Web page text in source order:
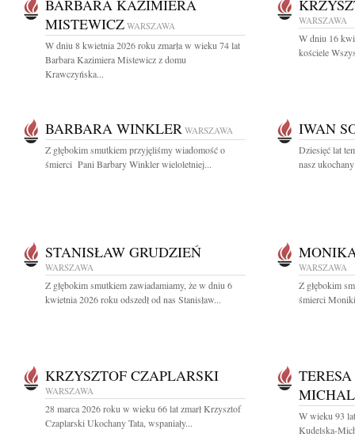
BARBARA KAZIMIERA
MISTEWICZ WARSZAWA
W dniu 8 kwietnia 2026 roku zmarła w wieku 74 lat
Barbara Kazimiera Mistewicz z domu
Krawczyńska...
WARSZAWA
W dniu 16
kościele
BARBARA WINKLER WARSZAWA
Z głębokim smutkiem przyjęliśmy wiadomość o
śmierci Pani Barbary Winkler wieloletniej...
IWAN
Dziesięć lat
nasz
STANISŁAW GRUDZIEŃ
WARSZAWA
Z głębokim smutkiem zawiadamiamy, że w dniu 6
kwietnia 2026 roku odszedł od nas Stanisław...
WARSZAWA
Z głębokim
śmierci
KRZYSZTOF CZAPLARSKI
WARSZAWA
28 marca 2026 roku w wieku 66 lat zmarł Krzysztof
Czaplarski Ukochany Tata, wspaniały...
W wieku 93
Kudelska-